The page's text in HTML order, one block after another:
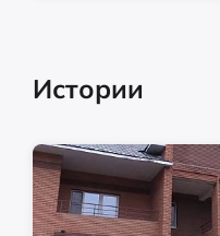
Истории